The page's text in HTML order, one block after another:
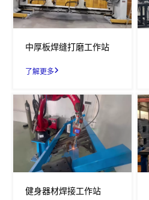
中厚板焊缝打磨工作站
了解更多
健身器材焊接工作站